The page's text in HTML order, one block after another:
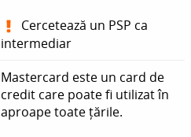
Cercetează un PSP ca
intermediar
Mastercard este un card de
credit care poate fi utilizat în
aproape toate țările.